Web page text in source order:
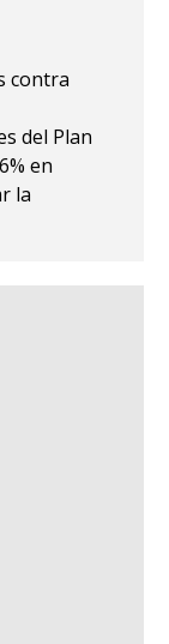
contra
del Plan
en
la